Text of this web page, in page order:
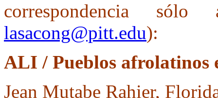
correspondencia
lasacong@pitt.edu):
ALI / Pueblos afrolatinos
Jean Mutabe Rahier,